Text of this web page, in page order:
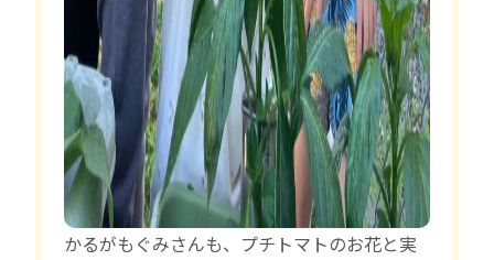
かるがもぐみさんも、プチトマトのお花と実